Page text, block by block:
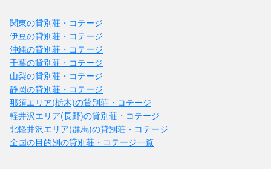
関東の貸別荘・コテージ
伊豆の貸別荘・コテージ
沖縄の貸別荘・コテージ
千葉の貸別荘・コテージ
山梨の貸別荘・コテージ
静岡の貸別荘・コテージ
那須エリア(栃木)の貸別荘・コテージ
軽井沢エリア(長野)の貸別荘・コテージ
北軽井沢エリア(群馬)の貸別荘・コテージ
全国の目的別の貸別荘・コテージ一覧